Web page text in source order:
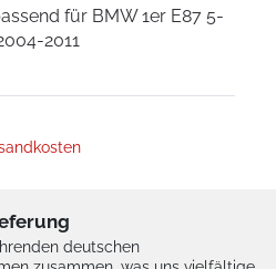
für BMW 1er E87 5-
2011
deutschen